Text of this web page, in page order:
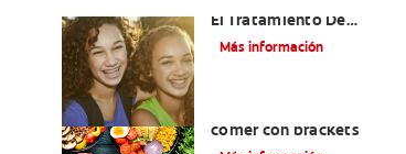
El Tratamiento De
Ortodoncia
Más información
comer con brackets